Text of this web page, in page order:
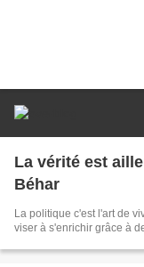
La vérité est
Béhar
La politique c'est l'art de
viser à s'enrichir grâce à